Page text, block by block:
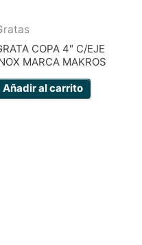
COPA 4″ C/EJE
MARCA MAKROS
Añadir al carrito